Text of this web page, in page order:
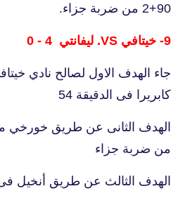
90+2 من ضربة جزاء.
9- خيتافي VS. ليفانتي 4 - 0
جاء الهدف الاول لصالح نادي
كابريرا فى الدقيقة 54
من ضربة جزاء
الهدف الثالث عن طريق أنخيل فى